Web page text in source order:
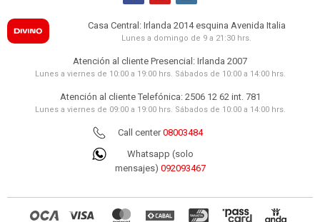
Casa Central: Irlanda 2014 esquina Avenida Italia
Lunes a domingo de 9 a 21:30 hrs.
Atención al cliente Presencial: Irlanda 2007
Lunes a viernes de 10:00 a 19:00 hrs. Sábados de 10:00 a 14:00 hrs.
Atención al cliente Telefónica: 2506 12 62 int. 781
Lunes a viernes de 09:00 a 19:00 hrs. Sábados de 10:00 a 14:00 hrs.
Call center08003484
Whatsapp (solo
mensajes) 092093467